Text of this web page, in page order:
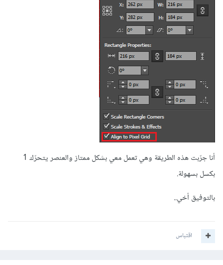
أنا جرّبت هذه الطريقة وهي تعمل معي بشكل ممتاز والعنصر يتحرّك 1
بكسل بسهولة.
بالتوفيق أخي..
اقتباس